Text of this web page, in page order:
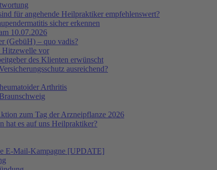
für angehende Heilpraktiker empfehlenswert?
sicher erkennen
10.07.2026
(GebüH) – quo vadis?
Hitzewelle vor
des Klienten erwünscht
ausreichend?
Arthritis
zum Tag der Arzneipflanze 2026
hat es auf uns Heilpraktiker?
E-Mail-Kampagne [UPDATE]